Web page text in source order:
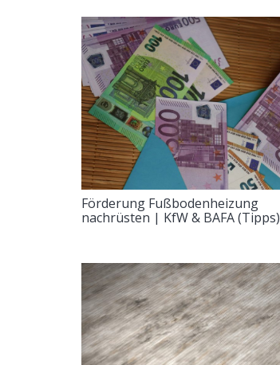
Förderung Fußbodenheizung
nachrüsten | KfW & BAFA (Tipps)